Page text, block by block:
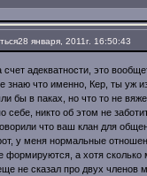
28 января, 2011г. 16:50:43
счет адекватности, это
знаю что именно, Кер, ты уж
бы в паках, но что то не
себе, никто об этом не
что ваш клан для
у меня нормальные
формируются, а хотя сколько
не сказал про двух членов